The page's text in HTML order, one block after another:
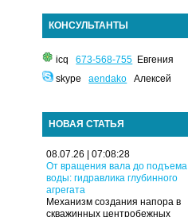
КОНСУЛЬТАНТЫ
icq673-568-755 Евгения
skypeaendako Алексей
НОВАЯ СТАТЬЯ
08.07.26 | 07:08:28
От вращения вала до подъема
воды: гидравлика глубинного
агрегата
Механизм создания напора в
скважинных центробежных